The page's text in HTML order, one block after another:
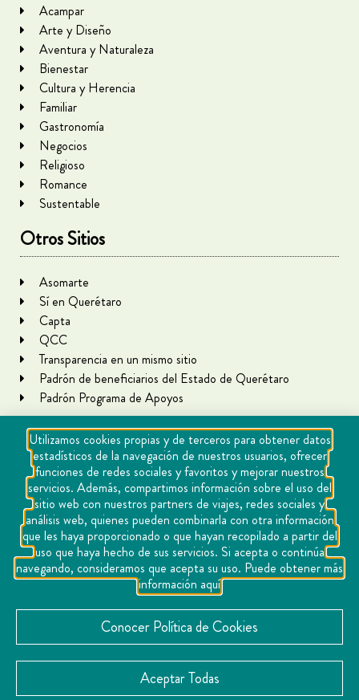
Acampar
Arte y Diseño
Aventura y Naturaleza
Bienestar
Cultura y Herencia
Familiar
Gastronomía
Negocios
Religioso
Romance
Sustentable
Otros Sitios
Asomarte
Sí en Querétaro
Capta
QCC
Transparencia en un mismo sitio
Padrón de beneficiarios del Estado de Querétaro
Padrón Programa de Apoyos
Copyright Querétaro Travel 2021 | v 1.1
Cookies
Aviso de privacidad
Directorio
Contacto
Utilizamos cookies propias y de terceros para obtener datos
estadísticos de la navegación de nuestros usuarios, ofrecer
funciones de redes sociales y favoritos y mejorar nuestros
servicios. Además, compartimos información sobre el uso del
sitio web con nuestros partners de viajes, redes sociales y
análisis web, quienes pueden combinarla con otra información
que les haya proporcionado o que hayan recopilado a partir del
uso que haya hecho de sus servicios. Si acepta o continúa
navegando, consideramos que acepta su uso. Puede obtener más
información aquí
Conocer Política de Cookies
Aceptar Todas